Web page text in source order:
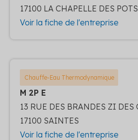
17100 LA CHAPELLE DES POTS
Voir la fiche de l'entreprise
Chauffe-Eau Thermodynamique
M 2P E
13 RUE DES BRANDES ZI DES
17100 SAINTES
Voir la fiche de l'entreprise